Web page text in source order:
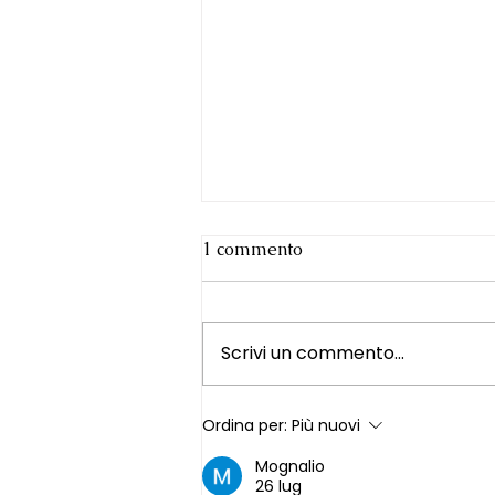
Capire la menopausa per
deciso di scrivere questo
1 commento
Scrivi un commento...
Ordina per: Più nuovi
Mognalio
26 lug